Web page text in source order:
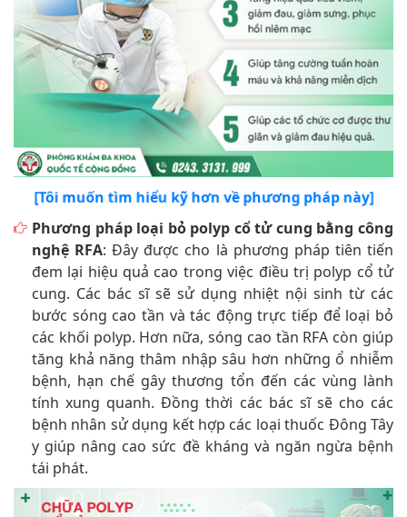
[Tôi muốn tìm hiểu kỹ hơn về phương pháp này]
Phương pháp loại bỏ polyp cổ tử cung bằng công
nghệ RFA: Đây được cho là phương pháp tiên tiến
đem lại hiệu quả cao trong việc điều trị polyp cổ tử
cung. Các bác sĩ sẽ sử dụng nhiệt nội sinh từ các
bước sóng cao tần và tác động trực tiếp để loại bỏ
các khối polyp. Hơn nữa, sóng cao tần RFA còn giúp
tăng khả năng thâm nhập sâu hơn những ổ nhiễm
bệnh, hạn chế gây thương tổn đến các vùng lành
tính xung quanh. Đồng thời các bác sĩ sẽ cho các
bệnh nhân sử dụng kết hợp các loại thuốc Đông Tây
y giúp nâng cao sức đề kháng và ngăn ngừa bệnh
tái phát.